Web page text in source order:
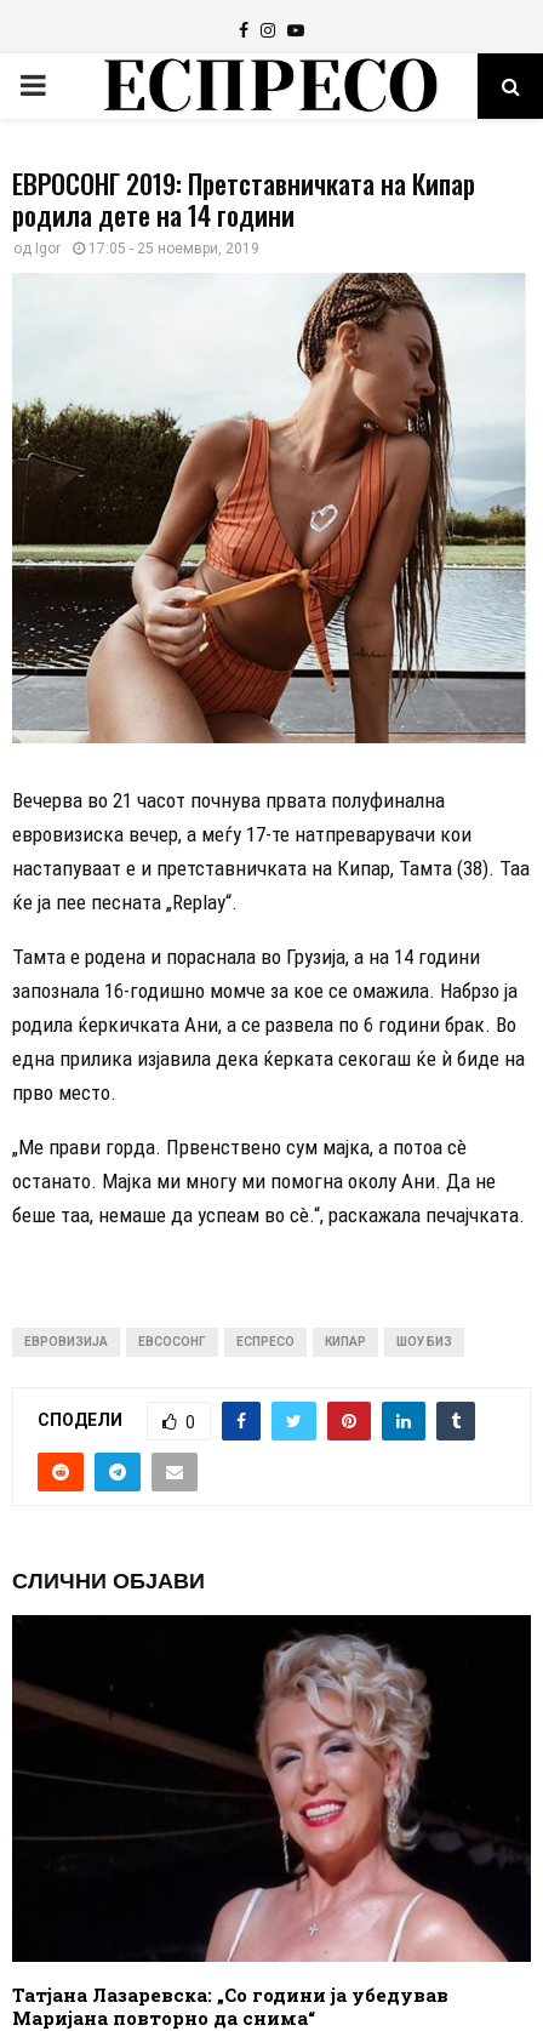
Facebook
Instagram
Youtube
PRIMARY
ЕВРОСОНГ 2019: Претставничката на Кипар
родила дете на 14 години
од Igor 17:05 - 25 ноември, 2019
Вечерва во 21 часот почнува првата полуфинална
евровизиска вечер, а меѓу 17-те натпреварувачи кои
настапуваат е и претставничката на Кипар, Тамта (38). Таа
ќе ја пее песната „Replay“.
Тамта е родена и пораснала во Грузија, а на 14 години
запознала 16-годишно момче за кое се омажила. Набрзо ја
родила ќеркичката Ани, а се развела по 6 години брак. Во
една прилика изјавила дека ќерката секогаш ќе ѝ биде на
прво место.
„Ме прави горда. Првенствено сум мајка, а потоа сè
останато. Мајка ми многу ми помогна околу Ани. Да не
беше таа, немаше да успеам во сè.“, раскажала печајчката.
ЕВРОВИЗИЈА ЕВСОСОНГ ЕСПРЕСО КИПАР ШОУ БИЗ
СПОДЕЛИ 0
СЛИЧНИ ОБЈАВИ
Татјана Лазаревска: „Со години ја убедував
Маријана повторно да снима“